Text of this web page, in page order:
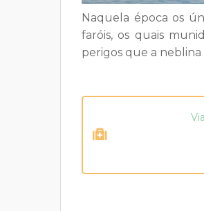
Naquela época os
faróis, os quais
perigos que a neblina